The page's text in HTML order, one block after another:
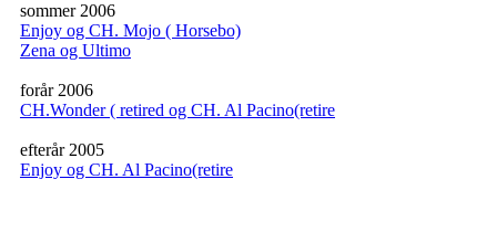
sommer 2006
Enjoy og CH. Mojo ( Horsebo)
Zena og Ultimo
forår 2006
CH.Wonder ( retired og CH. Al Pacino(retire
efterår 2005
Enjoy og CH. Al Pacino(retire